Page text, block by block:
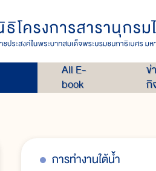
All E-
book
ข่
กิ
การทำงานใต้น้ำ